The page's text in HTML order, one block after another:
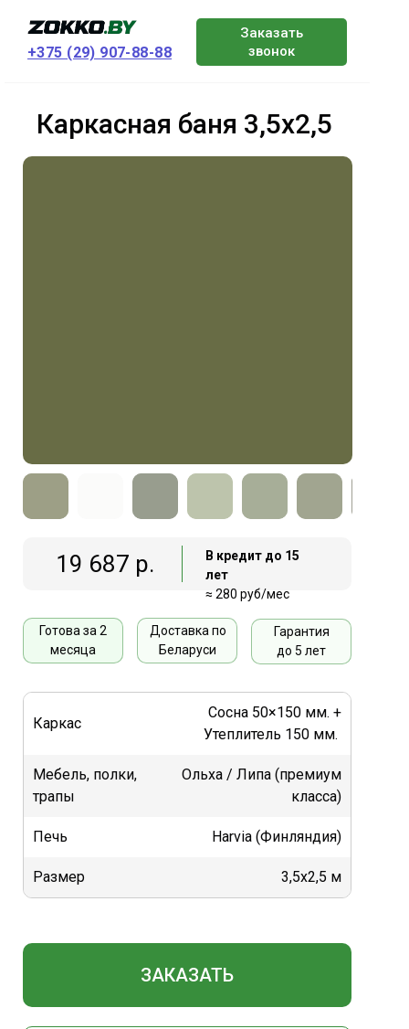
+375 (29) 907-88-88
Заказать
звонок
Каркасная баня 3,5x2,5
19 687 р.
В кредит до 15
лет
≈ 280 руб/мес
Готова за 2
месяца
Доставка по
Беларуси
Гарантия
до 5 лет
Каркас
Сосна 50×150 мм. +
Утеплитель 150 мм.
Мебель, полки,
трапы
Ольха / Липа (премиум
класса)
Печь Harvia (Финляндия)
Размер 3,5x2,5 м
ЗАКАЗАТЬ